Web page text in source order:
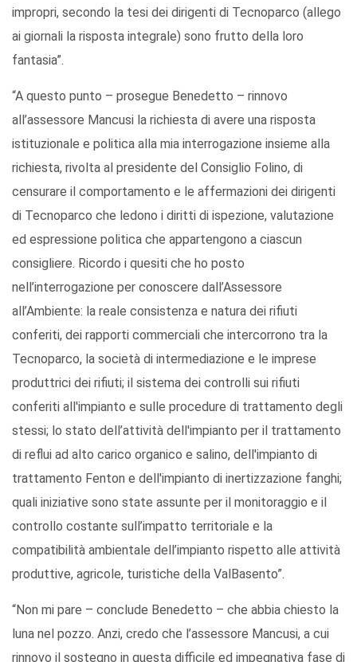
impropri, secondo la tesi dei dirigenti di Tecnoparco (allego
ai giornali la risposta integrale) sono frutto della loro
fantasia”.
“A questo punto – prosegue Benedetto – rinnovo
all’assessore Mancusi la richiesta di avere una risposta
istituzionale e politica alla mia interrogazione insieme alla
richiesta, rivolta al presidente del Consiglio Folino, di
censurare il comportamento e le affermazioni dei dirigenti
di Tecnoparco che ledono i diritti di ispezione, valutazione
ed espressione politica che appartengono a ciascun
consigliere. Ricordo i quesiti che ho posto
nell’interrogazione per conoscere dall’Assessore
all’Ambiente: la reale consistenza e natura dei rifiuti
conferiti, dei rapporti commerciali che intercorrono tra la
Tecnoparco, la società di intermediazione e le imprese
produttrici dei rifiuti; il sistema dei controlli sui rifiuti
conferiti all'impianto e sulle procedure di trattamento degli
stessi; lo stato dell’attività dell'impianto per il trattamento
di reflui ad alto carico organico e salino, dell'impianto di
trattamento Fenton e dell'impianto di inertizzazione fanghi;
quali iniziative sono state assunte per il monitoraggio e il
controllo costante sull’impatto territoriale e la
compatibilità ambientale dell’impianto rispetto alle attività
produttive, agricole, turistiche della ValBasento”.
“Non mi pare – conclude Benedetto – che abbia chiesto la
luna nel pozzo. Anzi, credo che l’assessore Mancusi, a cui
rinnovo il sostegno in questa difficile ed impegnativa fase di